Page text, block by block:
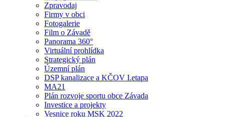
Zpravodaj
Firmy v obci
Fotogalerie
Film o Závadě
Panorama 360°
Virtuální prohlídka
Strategický plán
Územní plán
DSP kanalizace a KČOV I.etapa
MA21
Plán rozvoje sportu obce Závada
Investice a projekty
Vesnice roku MSK 2022